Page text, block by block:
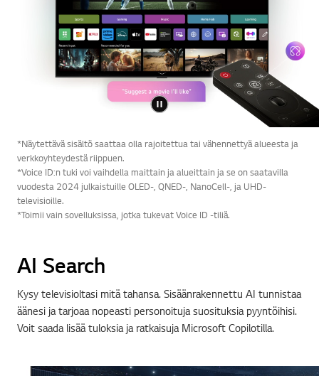
*Näytettävä sisältö saattaa olla rajoitettua tai vähennettyä alueesta ja
verkkoyhteydestä riippuen.
*Voice ID:n tuki voi vaihdella maittain ja alueittain ja se on saatavilla
vuodesta 2024 julkaistuille OLED-, QNED-, NanoCell-, ja UHD-
televisioille.
*Toimii vain sovelluksissa, jotka tukevat Voice ID -tiliä.
AI Search
Kysy televisioltasi mitä tahansa. Sisäänrakennettu AI tunnistaa
äänesi ja tarjoaa nopeasti personoituja suosituksia pyyntöihisi.
Voit saada lisää tuloksia ja ratkaisuja Microsoft Copilotilla.